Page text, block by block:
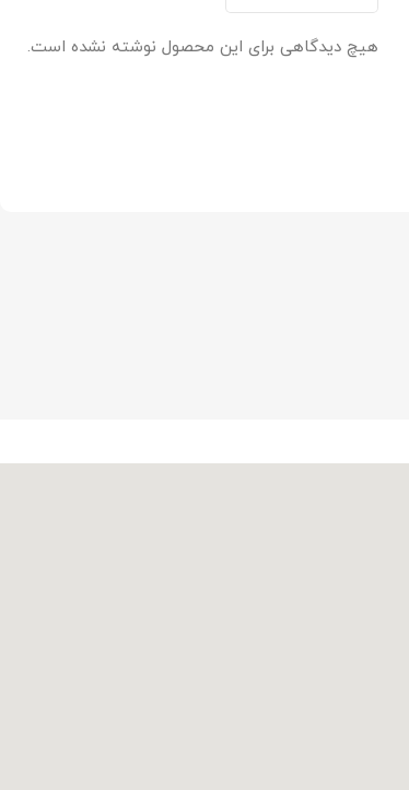
هیچ دیدگاهی برای این محصول نوشته نشده است.